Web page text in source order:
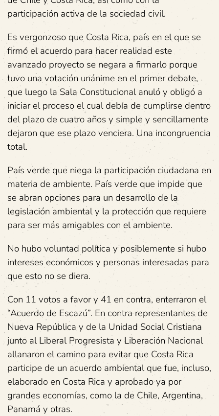
participación activa de la sociedad civil.
Es vergonzoso que Costa Rica, país en el que se
firmó el acuerdo para hacer realidad este
avanzado proyecto se negara a firmarlo porque
tuvo una votación unánime en el primer debate,
que luego la Sala Constitucional anuló y obligó a
iniciar el proceso el cual debía de cumplirse dentro
del plazo de cuatro años y simple y sencillamente
dejaron que ese plazo venciera. Una incongruencia
total.
País verde que niega la participación ciudadana en
materia de ambiente. País verde que impide que
se abran opciones para un desarrollo de la
legislación ambiental y la protección que requiere
para ser más amigables con el ambiente.
No hubo voluntad política y posiblemente si hubo
intereses económicos y personas interesadas para
que esto no se diera.
Con 11 votos a favor y 41 en contra, enterraron el
“Acuerdo de Escazú”. En contra representantes de
Nueva República y de la Unidad Social Cristiana
junto al Liberal Progresista y Liberación Nacional
allanaron el camino para evitar que Costa Rica
participe de un acuerdo ambiental que fue, incluso,
elaborado en Costa Rica y aprobado ya por
grandes economías, como la de Chile, Argentina,
Panamá y otras.